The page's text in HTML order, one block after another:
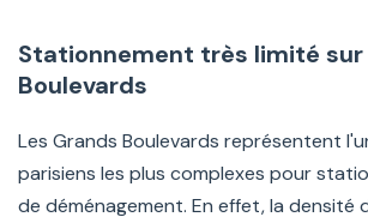
Stationnement très limité sur
Boulevards
Les Grands Boulevards représentent
parisiens les plus complexes pour
de déménagement. En effet, la densité